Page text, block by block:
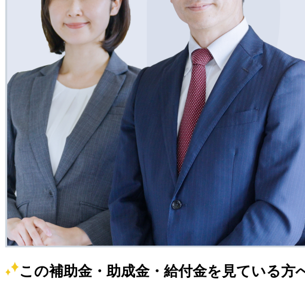
この補助金・助成金・給付金を見ている方